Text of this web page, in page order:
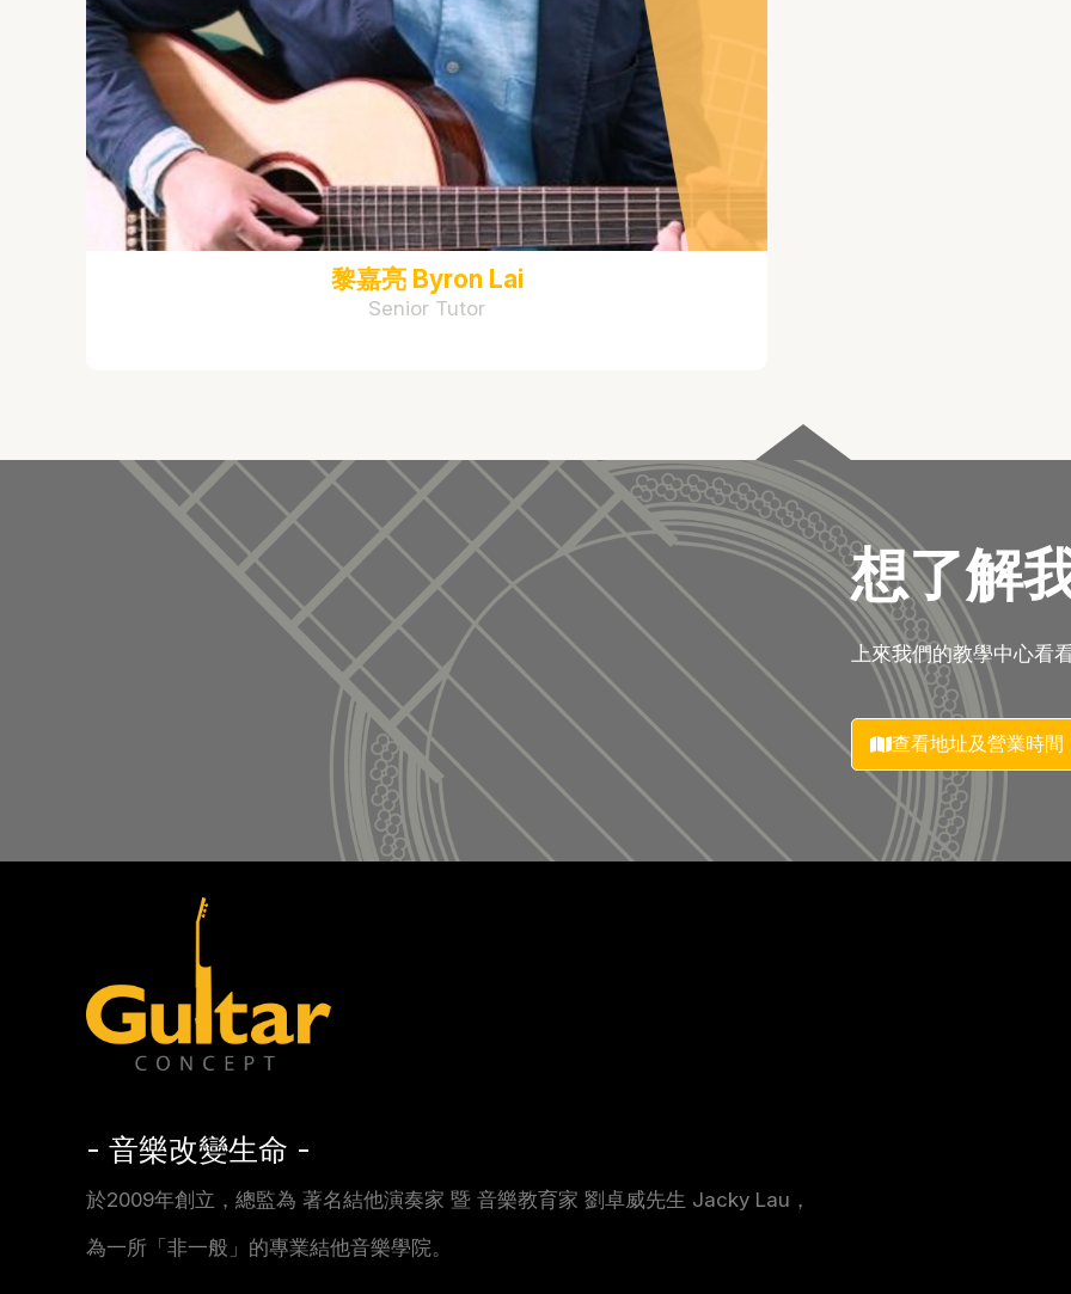
黎嘉亮 Byron Lai
Senior Tutor
想了解
上來我們的教學中心看
查看地址及營業時間
- 音樂改變生命 -
於2009年創立，總監為 著名結他演奏家 暨 音樂教育家 劉卓威先生 Jacky Lau，
為一所「非一般」的專業結他音樂學院。